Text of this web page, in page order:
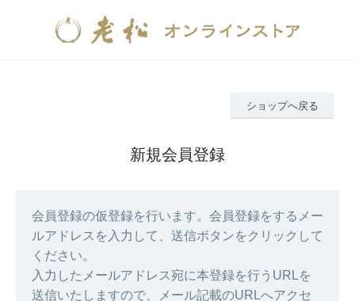
ショップへ戻る
新規会員登録
会員登録の仮登録を行います。会員登録をするメー
ルアドレスを入力して、送信ボタンをクリックして
ください。
入力したメールアドレス宛に本登録を行うURLを
送信いたしますので、メール記載のURLへアクセ